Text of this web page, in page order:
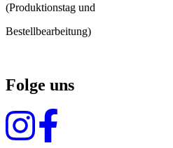
(Produktionstag und
Bestellbearbeitung)
Folge uns